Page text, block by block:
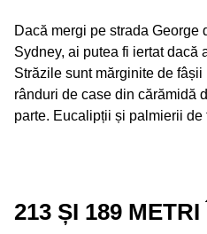
Dacă mergi pe strada George
Sydney, ai putea fi iertat dacă
Străzile sunt mărginite de
rânduri de case din cărămidă
parte. Eucalipții și palmierii de
213 ȘI 189